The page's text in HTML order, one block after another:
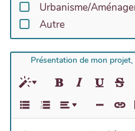
Urbanisme/
Autre
Présentation de mon projet,